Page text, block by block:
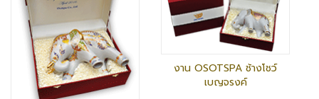
งาน OSOTSPA ช้างโชว์
เบญจรงค์